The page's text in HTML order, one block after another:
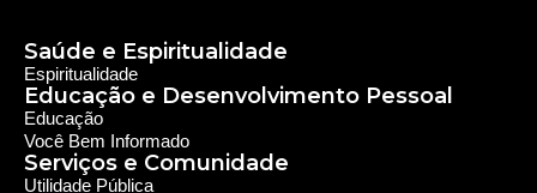
Saúde e Espiritualidade
Espiritualidade
Educação e Desenvolvimento Pessoal
Educação
Você Bem Informado
Serviços e Comunidade
Utilidade Pública